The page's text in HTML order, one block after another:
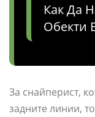
Как Да
Обекти
За снайперист,
задните линии,